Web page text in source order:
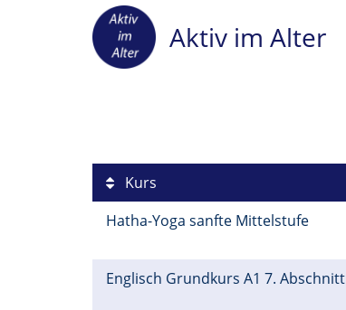
Aktiv im Alter
Kurs
Hatha-Yoga sanfte Mittelstufe
Englisch Grundkurs A1 7. Abschnitt